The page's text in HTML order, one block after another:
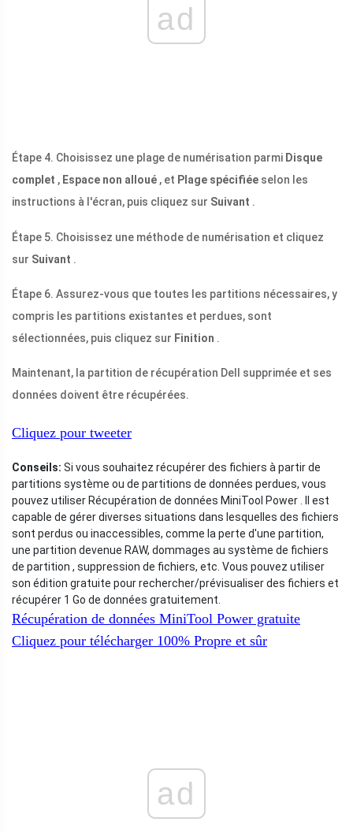
ad
Étape 4. Choisissez une plage de numérisation parmi Disque
complet , Espace non alloué , et Plage spécifiée selon les
instructions à l'écran, puis cliquez sur Suivant .
Étape 5. Choisissez une méthode de numérisation et cliquez
sur Suivant .
Étape 6. Assurez-vous que toutes les partitions nécessaires, y
compris les partitions existantes et perdues, sont
sélectionnées, puis cliquez sur Finition .
Maintenant, la partition de récupération Dell supprimée et ses
données doivent être récupérées.
Cliquez pour tweeter
Conseils: Si vous souhaitez récupérer des fichiers à partir de
partitions système ou de partitions de données perdues, vous
pouvez utiliser Récupération de données MiniTool Power . Il est
capable de gérer diverses situations dans lesquelles des fichiers
sont perdus ou inaccessibles, comme la perte d'une partition,
une partition devenue RAW, dommages au système de fichiers
de partition , suppression de fichiers, etc. Vous pouvez utiliser
son édition gratuite pour rechercher/prévisualiser des fichiers et
récupérer 1 Go de données gratuitement.
Récupération de données MiniTool Power gratuite
Cliquez pour télécharger 100% Propre et sûr
ad